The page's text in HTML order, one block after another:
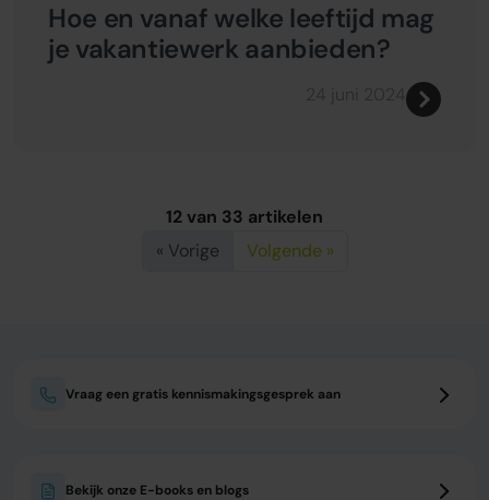
Hoe en vanaf welke leeftijd mag
je vakantiewerk aanbieden?
12 van 33 artikelen
« Vorige
Volgende »
Vraag een gratis kennismakingsgesprek aan
Bekijk onze E-books en blogs